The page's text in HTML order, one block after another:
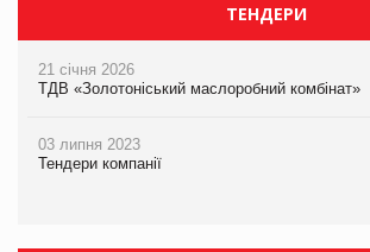
ТЕНДЕРИ
21 січня 2026
ТДВ «Золотоніський маслоробний комбінат»
03 липня 2023
Тендери компанії